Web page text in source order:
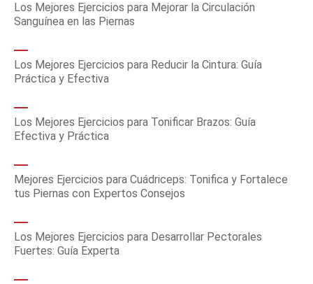
Los Mejores Ejercicios para Mejorar la Circulación
Sanguínea en las Piernas
Los Mejores Ejercicios para Reducir la Cintura: Guía
Práctica y Efectiva
Los Mejores Ejercicios para Tonificar Brazos: Guía
Efectiva y Práctica
Mejores Ejercicios para Cuádriceps: Tonifica y Fortalece
tus Piernas con Expertos Consejos
Los Mejores Ejercicios para Desarrollar Pectorales
Fuertes: Guía Experta